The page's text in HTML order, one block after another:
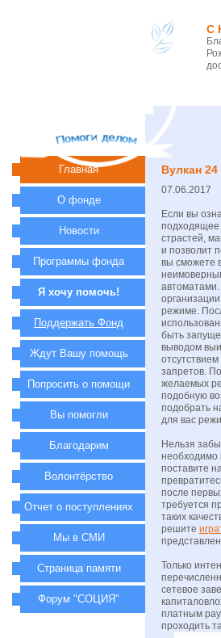
С
Вулкан 24
07.06.2017
Если вы
подходящее
страстей,
и позволит
вы сможете
режиме.
быть
выводом
запретов.
желаемых
подобную
подобрать
для вас
Нельзя
необходимо
поставите
после
требуется
таких
решите
Только
сетевое
платным
проходить
Главная
О фонде
Новости
Программы фонда
Я хочу помочь!
Поддержать Фонд
Ждут Вашу помощь
Попросить о помощи
Вы помогли
Благодарим
Волонтёрство
Отчет о поступлениях
Мы в СМИ
Страница памяти
Форум "СОЦИЯ"